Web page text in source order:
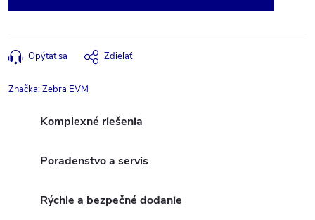
Opýtať sa Zdieľať
Značka:Zebra EVM
Komplexné riešenia
Poradenstvo a servis
Rýchle a bezpečné dodanie